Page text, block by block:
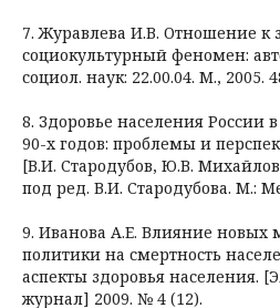
7. Журавлева И.В. Отношение к
социокультурный феномен:
социол. наук: 22.00.04. М., 2005.
8. Здоровье населения России
90-х годов: проблемы и
[В.И. Стародубов, Ю.В.
под ред. В.И. Стародубова. М.:
9. Иванова А.Е. Влияние новых
политики на смертность
аспекты здоровья населения.
журнал] 2009. № 4 (12).